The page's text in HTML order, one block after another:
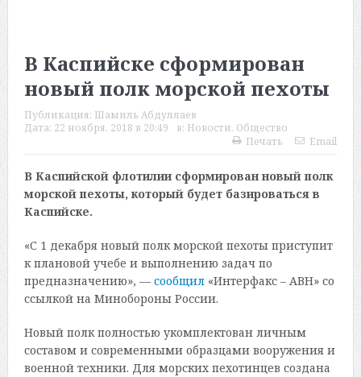
В Каспийске сформирован
новый полк морской пехоты
Публикация: Шамиль Абдуллаев
Дата: 22 ноября, 2018 в 20:49 в: Новости, Общество
Печать
Email
В Каспийской флотилии сформирован новый полк
морской пехоты, который будет базироваться в
Каспийске.
«С 1 декабря новый полк морской пехоты приступит
к плановой учебе и выполнению задач по
предназначению», — сообщил«Интерфакс – АВН» со
ссылкой на Минобороны России.
Новый полк полностью укомплектован личным
составом и современными образцами вооружения и
военной техники. Для морских пехотинцев создана